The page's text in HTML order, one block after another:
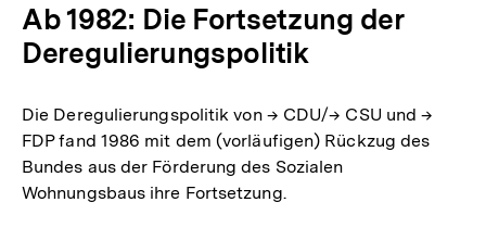
Ab 1982: Die Fortsetzung der
Deregulierungspolitik
Die Deregulierungspolitik von → CDU/→ CSU und →
FDP fand 1986 mit dem (vorläufigen) Rückzug des
Bundes aus der Förderung des Sozialen
Wohnungsbaus ihre Fortsetzung.